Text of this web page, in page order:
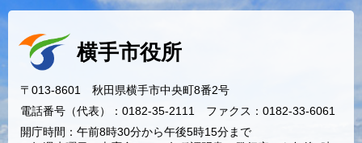
横手市役所
〒013-8601 秋田県横手市中央町8番2号
電話番号（代表）：0182-35-2111 ファクス：0182-33-6061
開庁時間：午前8時30分から午後5時15分まで